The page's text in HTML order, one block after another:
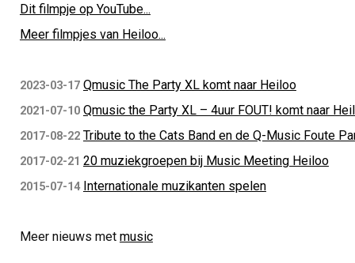
Dit filmpje op YouTube...
Meer filmpjes van Heiloo...
2023-03-17 Qmusic The Party XL komt naar Heiloo
2021-07-10 Qmusic the Party XL – 4uur FOUT! komt naar
2017-08-22 Tribute to the Cats Band en de Q-Music Foute
2017-02-21 20 muziekgroepen bij Music Meeting Heiloo
2015-07-14 Internationale muzikanten spelen
Meer nieuws met music